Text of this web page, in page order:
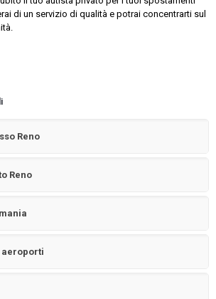
di un servizio di qualità e potrai concentrarti sul
Reno
Reno